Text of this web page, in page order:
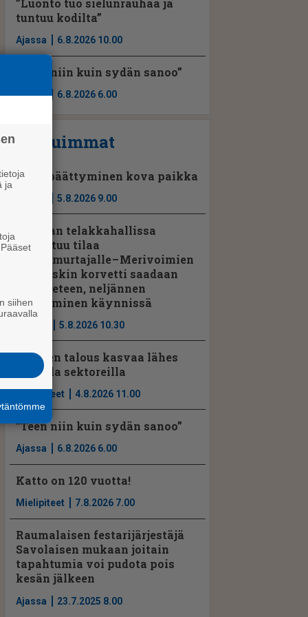
”Luonto tuo sielunrauhaa ja
tuntuu kodilta”
Ajassa 6.8.2026 10.00
”Teen niin kuin sydän sanoo”
Ajassa 6.8.2026 6.00
Luetuimmat
Uran päättyminen kova paikka
5.8.2026 9.00
Rauman telakkahallissa
vapautuu tilaa
jenkkimurtajalle – Merivoimien
kolmaskin korvetti saadaan
pian veteen, neljännen
kokoaminen käynnissä
5.8.2026 10.30
Suomen talous kasvaa lähes
kaikilla sektoreilla
Mielipiteet 4.8.2026 11.00
”Teen niin kuin sydän sanoo”
Ajassa 6.8.2026 6.00
Katto on 120 vuotta!
Mielipiteet 7.8.2026 7.00
Raumalaisen festarijärjestäjä
Savolaisen mukaan joitain
tapahtumia voi pudota pois
kesän jälkeen
Ajassa 23.7.2025 8.00
ja
siihen